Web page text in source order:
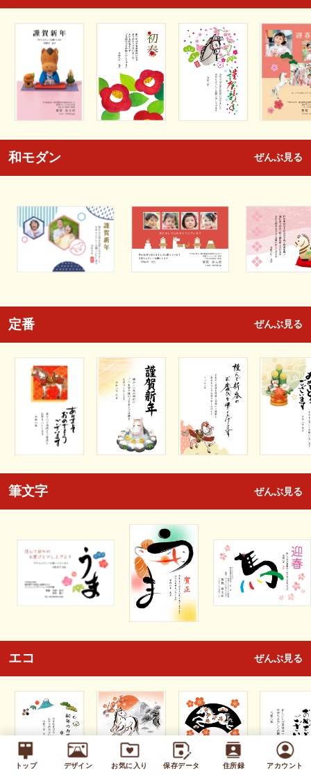
トップ デザイン お気に入り 保存データ 住所録 アカウント
和モダン ぜんぶ見る
定番 ぜんぶ見る
筆文字 ぜんぶ見る
エコ ぜんぶ見る